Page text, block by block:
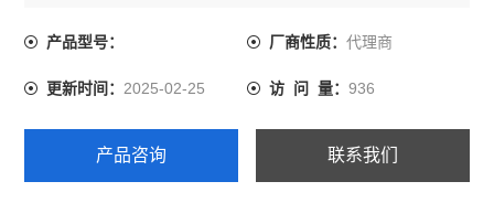
产品型号： 厂商性质： 代理商
更新时间：2025-02-25 访 问 量： 936
产品咨询 联系我们